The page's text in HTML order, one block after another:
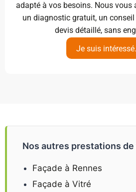
adapté à vos besoins. Nous vous
un diagnostic gratuit, un
devis détaillé, sans
Je suis
Nos autres prestations de
Façade à Rennes
Façade à Vitré